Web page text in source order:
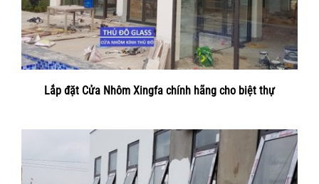
Lắp đặt Cửa Nhôm Xingfa chính hãng cho biệt thự